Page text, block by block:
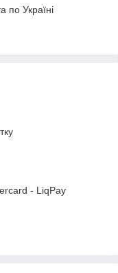
по Україні
- LiqPay